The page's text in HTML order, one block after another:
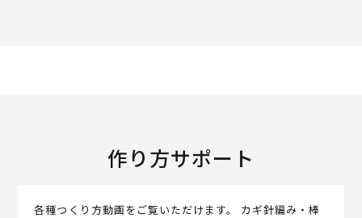
作り方サポート
各種つくり方動画をご覧いただけます。 カギ針編み・棒